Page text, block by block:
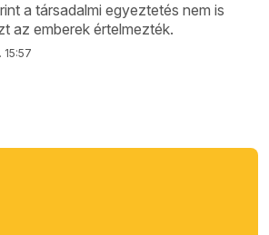
a társadalmi egyeztetés nem is
az emberek értelmezték.
15:57